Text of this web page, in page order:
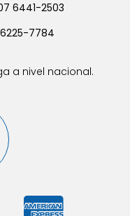
6441-2503
6225-7784
a nivel nacional.